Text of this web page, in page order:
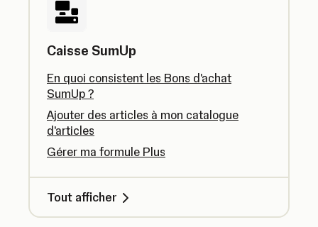
Caisse SumUp
En quoi consistent les Bons d'achat
SumUp ?
Ajouter des articles à mon catalogue
d'articles
Gérer ma formule Plus
Tout afficher